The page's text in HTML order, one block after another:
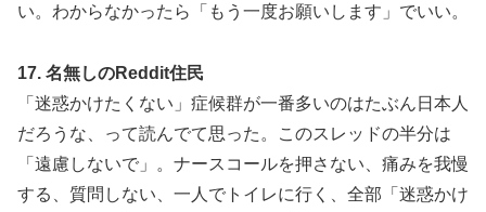
い。わからなかったら「もう一度お願いします」でいい。
17. 名無しのReddit住民
「迷惑かけたくない」症候群が一番多いのはたぶん日本人
だろうな、って読んでて思った。このスレッドの半分は
「遠慮しないで」。ナースコールを押さない、痛みを我慢
する、質問しない、一人でトイレに行く、全部「迷惑かけ